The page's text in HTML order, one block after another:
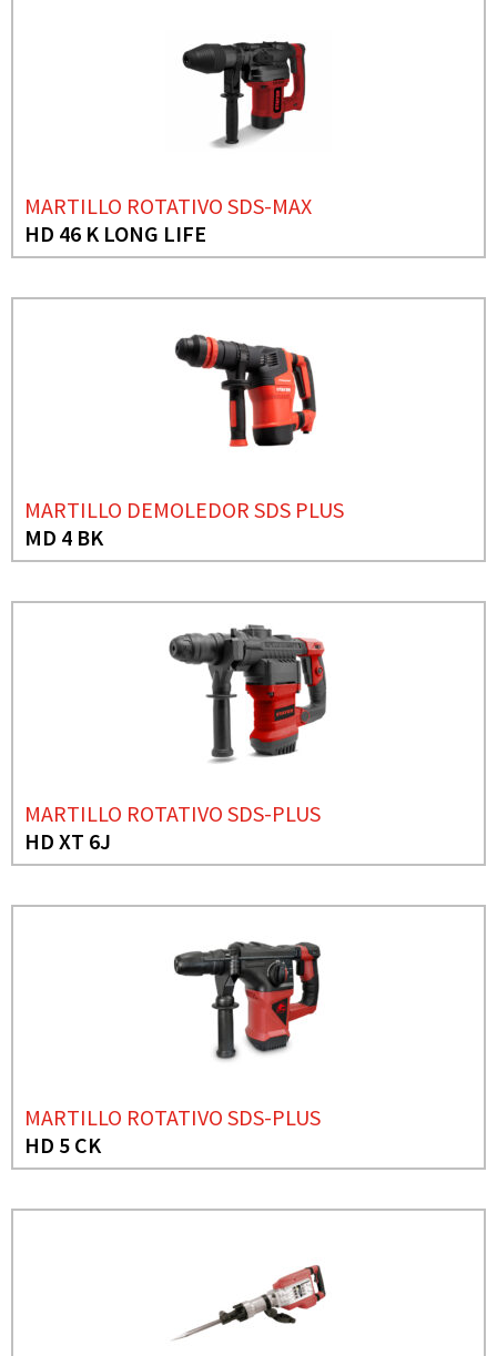
MARTILLO ROTATIVO SDS-MAX
HD 46 K LONG LIFE
MARTILLO DEMOLEDOR SDS PLUS
MD 4 BK
MARTILLO ROTATIVO SDS-PLUS
HD XT 6J
MARTILLO ROTATIVO SDS-PLUS
HD 5 CK